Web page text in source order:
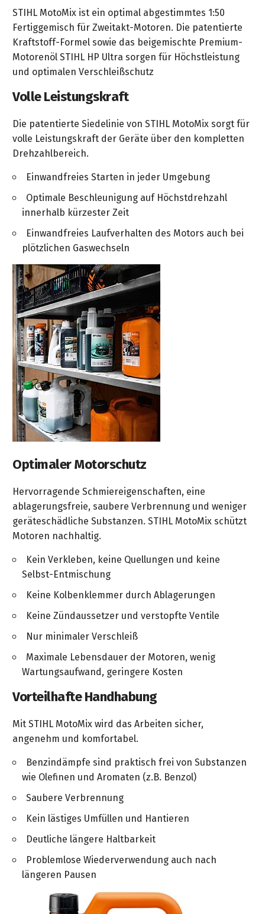
STIHL MotoMix ist ein optimal abgestimmtes 1:50
Fertiggemisch für Zweitakt-Motoren. Die patentierte
Kraftstoff-Formel sowie das beigemischte Premium-
Motorenöl STIHL HP Ultra sorgen für Höchstleistung
und optimalen Verschleißschutz
Volle Leistungskraft
Die patentierte Siedelinie von STIHL MotoMix sorgt für
volle Leistungskraft der Geräte über den kompletten
Drehzahlbereich.
Einwandfreies Starten in jeder Umgebung
Optimale Beschleunigung auf Höchstdrehzahl
innerhalb kürzester Zeit
Einwandfreies Laufverhalten des Motors auch bei
plötzlichen Gaswechseln
Optimaler Motorschutz
Hervorragende Schmiereigenschaften, eine
ablagerungsfreie, saubere Verbrennung und weniger
geräteschädliche Substanzen. STIHL MotoMix schützt
Motoren nachhaltig.
Kein Verkleben, keine Quellungen und keine
Selbst-Entmischung
Keine Kolbenklemmer durch Ablagerungen
Keine Zündaussetzer und verstopfte Ventile
Nur minimaler Verschleiß
Maximale Lebensdauer der Motoren, wenig
Wartungsaufwand, geringere Kosten
Vorteilhafte Handhabung
Mit STIHL MotoMix wird das Arbeiten sicher,
angenehm und komfortabel.
Benzindämpfe sind praktisch frei von Substanzen
wie Olefinen und Aromaten (z.B. Benzol)
Saubere Verbrennung
Kein lästiges Umfüllen und Hantieren
Deutliche längere Haltbarkeit
Problemlose Wiederverwendung auch nach
längeren Pausen